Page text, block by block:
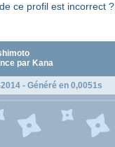
ce profil est incorrect
par Kana
- Généré en 0,0051s